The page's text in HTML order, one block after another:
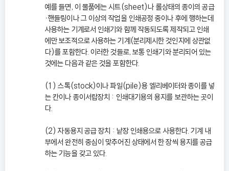
예를 들면, 이 물품에는 시트(sheet)나 롤상태의 종이의 공급
ㆍ핸들링이나 그 이상의 작업을 인쇄공정 중이나 후에 행하는데
사용하는 기계로서 인쇄기와 함께 작동되도록 제작되고 인쇄
에만 보조적으로 사용하는 기계(분리제시한 것인지에 상관없
다)를 포함한다. 이러한 것들로, 보통 인쇄기와 분리되어 있는
것에는 다음과 같은 것을 포함한다.
(1) 스톡(stock)이나 파일(pile)용 엘리베이터와 종이를 넣
는 칸이나 종이서랍장치 : 인쇄대기용의 용지를 보관하는 곳이
다.
(2) 자동용지 공급 장치 : 낱장 인쇄용으로 사용한다. 기계 내
부에서 완전히 중심이 맞추어진 상태에서 한 장씩 용지를 공급
하는 기능을 갖고 있다.